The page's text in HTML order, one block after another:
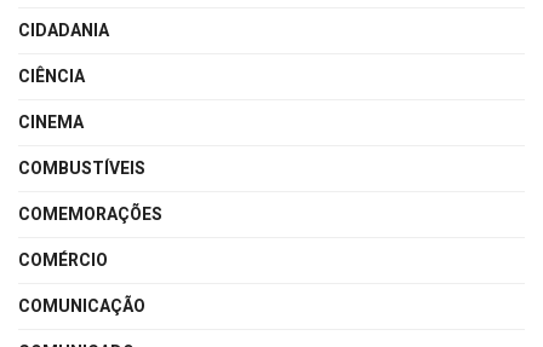
CIDADANIA
CIÊNCIA
CINEMA
COMBUSTÍVEIS
COMEMORAÇÕES
COMÉRCIO
COMUNICAÇÃO